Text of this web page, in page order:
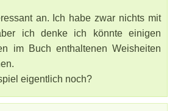
an. Ich habe zwar nichts mit
ich denke ich könnte einigen
im Buch enthaltenen Weisheiten
eigentlich noch?